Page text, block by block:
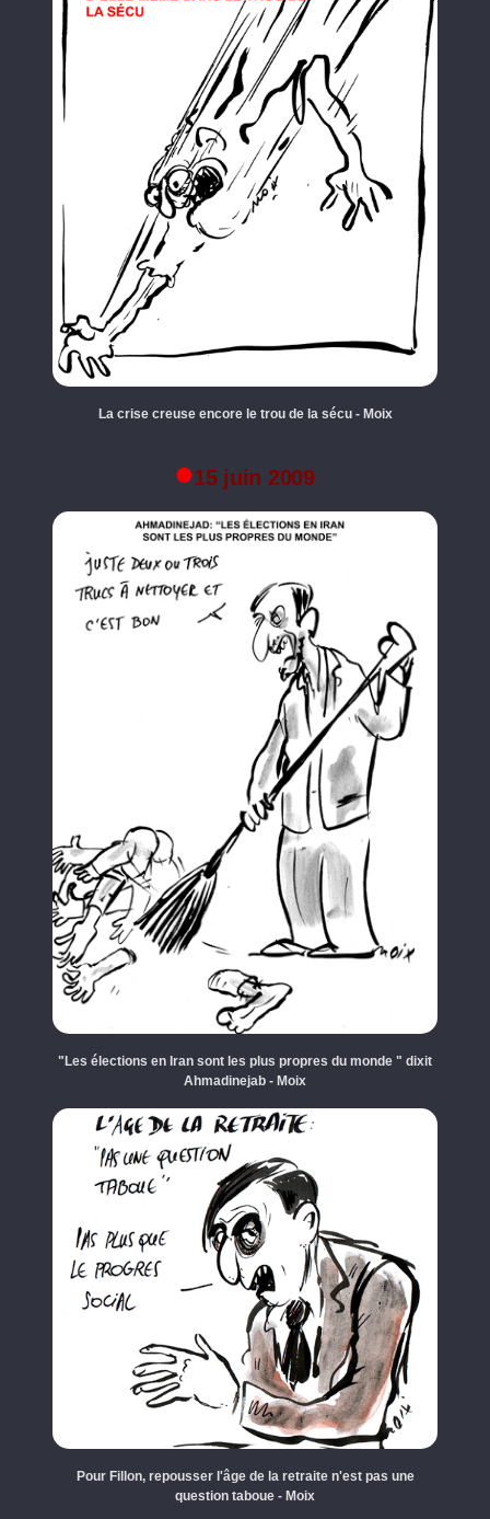
La crise creuse encore le trou de la sécu - Moix
15 juin 2009
"Les élections en Iran sont les plus propres du monde " dixit
Ahmadinejab - Moix
Pour Fillon, repousser l'âge de la retraite n'est pas une
question taboue - Moix